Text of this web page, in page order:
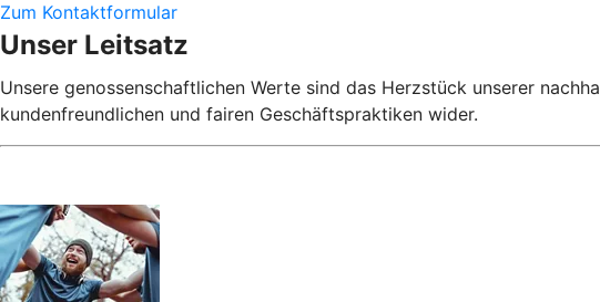
Zum Kontaktformular
Unser Leitsatz
Unsere genossenschaftlichen Werte sind das Herzstück unserer
kundenfreundlichen und fairen Geschäftspraktiken wider.